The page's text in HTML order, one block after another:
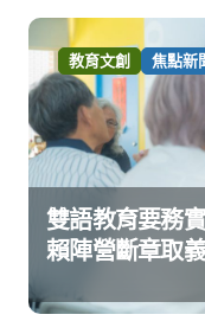
教育文創 焦點新
雙語教育要務
賴陣營斷章取